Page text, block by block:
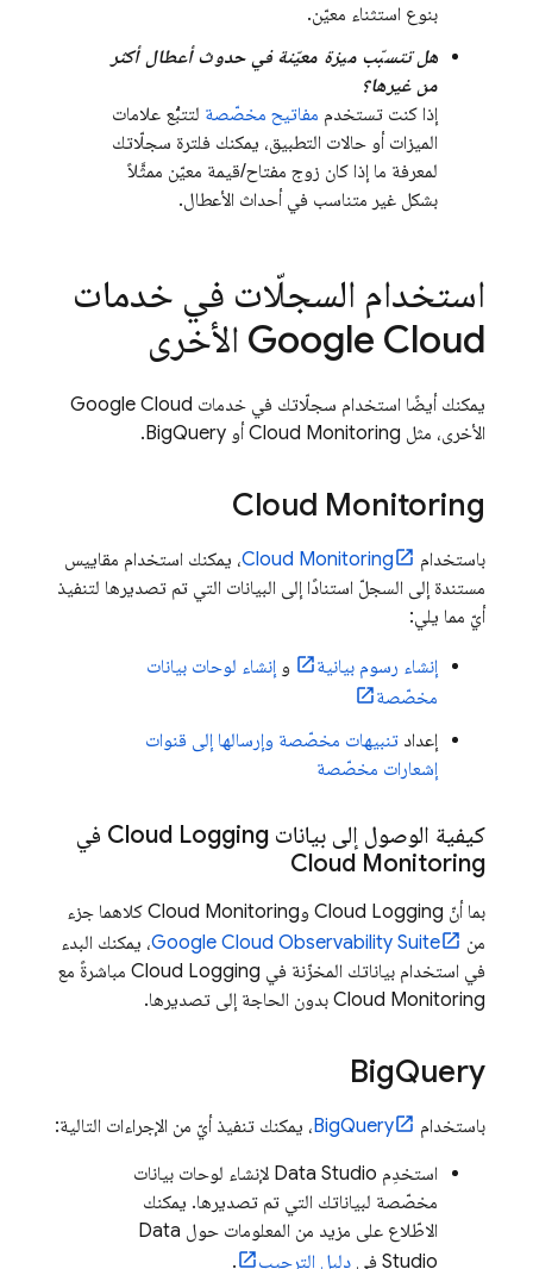
بنوع استثناء معيّن.
هل تتسبّب ميزة معيّنة في حدوث أعطال أكثر
من غيرها؟
إذا كنت تستخدم مفاتيح مخصّصة لتتبُّع علامات
الميزات أو حالات التطبيق، يمكنك فلترة سجلّاتك
لمعرفة ما إذا كان زوج مفتاح/قيمة معيّن ممثَّلاً
بشكل غير متناسب في أحداث الأعطال.
استخدام السجلّات في خدمات
Google Cloud الأخرى
يمكنك أيضًا استخدام سجلّاتك في خدمات Google Cloud
الأخرى، مثل Cloud Monitoring أو BigQuery
.
Cloud Monitoring
باستخدام Cloud Monitoring، يمكنك استخدام مقاييس
مستندة إلى السجلّ استنادًا إلى البيانات التي تم تصديرها لتنفيذ
أيّ مما يلي:
إنشاء رسوم بيانية و إنشاء لوحات بيانات
مخصّصة
إعداد تنبيهات مخصّصة وإرسالها إلى قنوات
إشعارات مخصّصة
كيفية الوصول إلى بيانات Cloud Logging في
Cloud Monitoring
بما أنّ Cloud Logging وCloud Monitoring كلاهما جزء
من
Google Cloud Observability Suite
، يمكنك البدء
في استخدام بياناتك المخزّنة في Cloud Logging مباشرةً مع
Cloud Monitoring بدون الحاجة إلى تصديرها.
BigQuery
باستخدام BigQuery، يمكنك تنفيذ أيّ من الإجراءات التالية:
استخدِم Data Studio لإنشاء لوحات بيانات
مخصّصة لبياناتك التي تم تصديرها. يمكنك
الاطّلاع على مزيد من المعلومات حول Data
Studio في دليل الترحيب
.